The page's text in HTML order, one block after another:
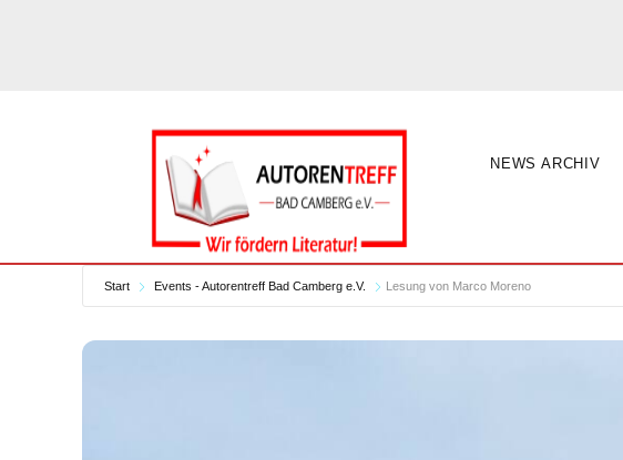
NEWS ARCHIV
Start Events - Autorentreff Bad Camberg e.V. Lesung von Marco Moreno